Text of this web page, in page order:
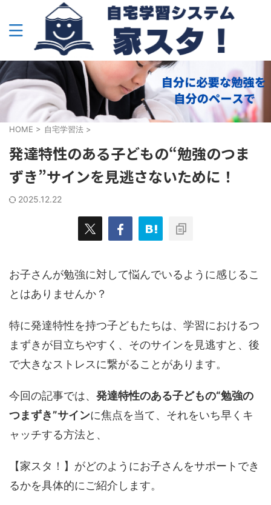
HOME > 自宅学習法 >
発達特性のある子どもの“勉強のつま
ずき”サインを見逃さないために！
2025.12.22
お子さんが勉強に対して悩んでいるように感じるこ
とはありませんか？
特に発達特性を持つ子どもたちは、学習におけるつ
まずきが目立ちやすく、そのサインを見逃すと、後
で大きなストレスに繋がることがあります。
今回の記事では、 発達特性のある子どもの“勉強の
つまずき”サインに焦点を当て、それをいち早くキ
ャッチする方法と、
【家スタ！】がどのようにお子さんをサポートでき
るかを具体的にご紹介します。